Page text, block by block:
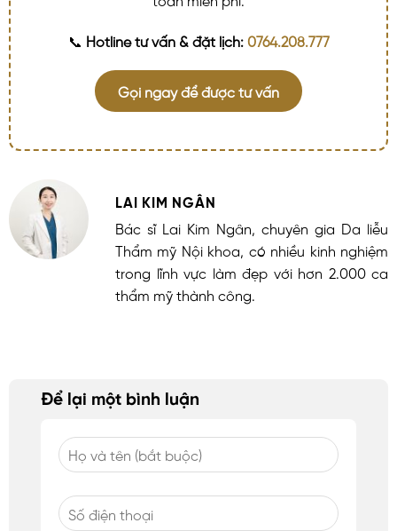
📞 Hotline tư vấn & đặt lịch: 0764.208.777
Gọi ngay để được tư vấn
LAI KIM NGÂN
Bác sĩ Lai Kim Ngân, chuyên gia Da liễu
Thẩm mỹ Nội khoa, có nhiều kinh nghiệm
trong lĩnh vực làm đẹp với hơn 2.000 ca
thẩm mỹ thành công.
Để lại một bình luận